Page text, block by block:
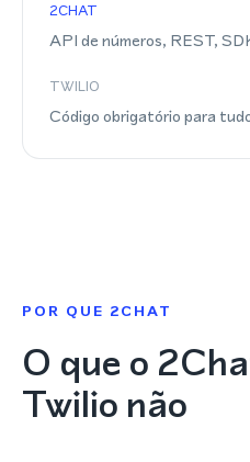
2CHAT
API de números, REST,
TWILIO
Código obrigatório para
POR QUE 2CHAT
O que o
Twilio não